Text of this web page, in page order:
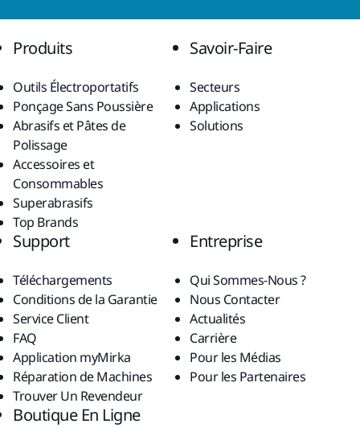
Produits
Outils Électroportatifs
Ponçage Sans Poussière
Abrasifs et Pâtes de
Polissage
Accessoires et
Consommables
Superabrasifs
Top Brands
Savoir-Faire
Secteurs
Applications
Solutions
Support
Téléchargements
Conditions de la Garantie
Service Client
FAQ
Application myMirka
Réparation de Machines
Trouver Un Revendeur
Entreprise
Qui Sommes-Nous ?
Nous Contacter
Actualités
Carrière
Pour les Médias
Pour les Partenaires
Boutique En Ligne